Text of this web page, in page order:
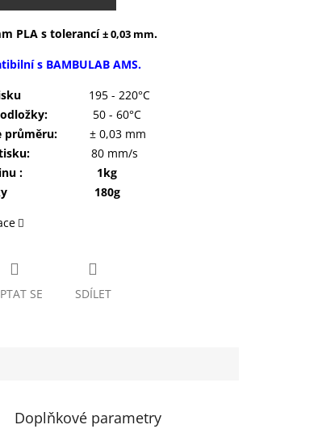
PLA s tolerancí± 0,03 mm.
s BAMBULAB AMS.
tisku 195 - 220°C
50 - 60°C
průměru:
± 0,03 mm
80 mm/s
: 1kg
cívky 180g
SE SDÍLET
Doplňkové parametry